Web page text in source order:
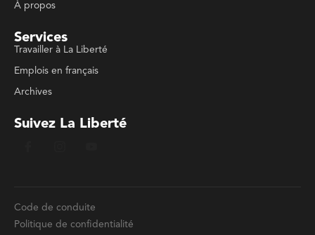
À propos
Services
Travailler à La Liberté
Emplois en français
Archives
Suivez La Liberté
Code de conduite
Politique de confidentialité